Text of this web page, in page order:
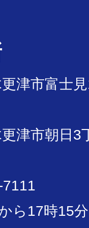
津市富士
津市朝日3
ら17時15